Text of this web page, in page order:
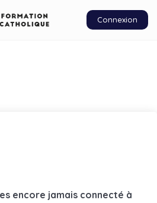
Connexion
encore jamais connecté à